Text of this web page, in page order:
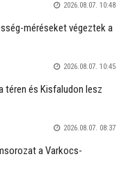
2026.08.07. 10:48
méréseket végeztek a
2026.08.07. 10:45
téren és Kisfaludon lesz
2026.08.07. 08:37
a Varkocs-